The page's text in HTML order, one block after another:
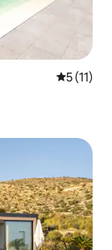
5 (11)